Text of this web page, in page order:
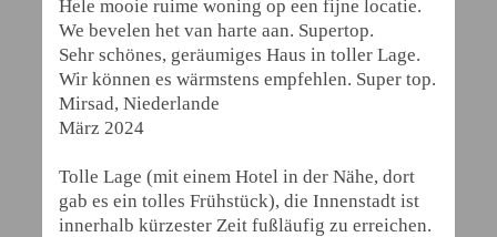
Hele mooie ruime woning op een fijne locatie.
We bevelen het van harte aan. Supertop.
Sehr schönes, geräumiges Haus in toller Lage.
Wir können es wärmstens empfehlen. Super top.
Mirsad, Niederlande
März 2024
Tolle Lage (mit einem Hotel in der Nähe, dort
gab es ein tolles Frühstück), die Innenstadt ist
innerhalb kürzester Zeit fußläufig zu erreichen.